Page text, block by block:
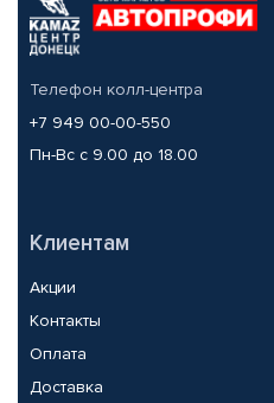
Телефон колл-центра
+7 949 00-00-550
Пн-Вс с 9.00 до 18.00
Клиентам
Акции
Контакты
Оплата
Доставка